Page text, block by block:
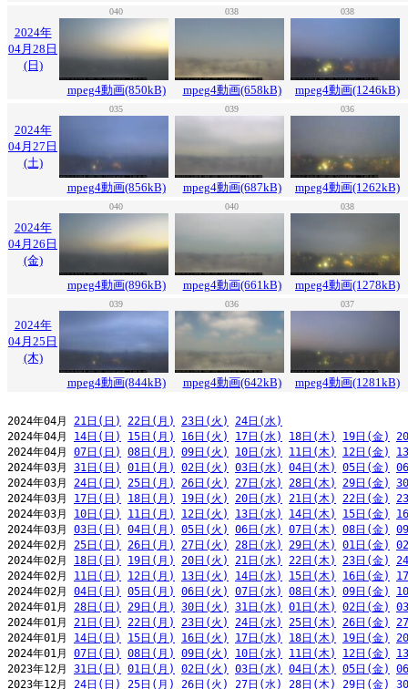
040 038 038
2024年
04月28日
(日)
mpeg4動画(850kB)
mpeg4動画(658kB) mpeg4動画(1246kB)
035 039 036
2024年
04月27日
(土)
mpeg4動画(856kB)
mpeg4動画(687kB) mpeg4動画(1262kB)
040 040 038
2024年
04月26日
(金)
mpeg4動画(896kB)
mpeg4動画(661kB) mpeg4動画(1278kB)
039 036 037
2024年
04月25日
(木)
mpeg4動画(844kB)
mpeg4動画(642kB) mpeg4動画(1281kB)
2024年04月 21日(日) 22日(月) 23日(火)
24日(水)
2024年04月 14日(日) 15日(月) 16日(火) 17日(水) 18日(木) 19日(金)
2024年04月 07日(日) 08日(月) 09日(火) 10日(水) 11日(木) 12日(金)
2024年03月 31日(日) 01日(月) 02日(火) 03日(水) 04日(木) 05日(金)
2024年03月 24日(日) 25日(月) 26日(火) 27日(水) 28日(木) 29日(金)
2024年03月 17日(日) 18日(月) 19日(火) 20日(水) 21日(木) 22日(金)
2024年03月 10日(日) 11日(月) 12日(火) 13日(水) 14日(木) 15日(金)
2024年03月 03日(日) 04日(月) 05日(火) 06日(水) 07日(木) 08日(金)
2024年02月 25日(日) 26日(月) 27日(火) 28日(水) 29日(木) 01日(金)
2024年02月 18日(日) 19日(月) 20日(火) 21日(水) 22日(木) 23日(金)
2024年02月 11日(日) 12日(月) 13日(火) 14日(水) 15日(木) 16日(金)
2024年02月 04日(日) 05日(月) 06日(火) 07日(水) 08日(木) 09日(金)
2024年01月 28日(日) 29日(月) 30日(火) 31日(水) 01日(木) 02日(金)
2024年01月 21日(日) 22日(月) 23日(火) 24日(水) 25日(木) 26日(金)
2024年01月 14日(日) 15日(月) 16日(火) 17日(水) 18日(木) 19日(金)
2024年01月 07日(日) 08日(月) 09日(火) 10日(水) 11日(木) 12日(金)
2023年12月 31日(日) 01日(月) 02日(火) 03日(水) 04日(木) 05日(金)
2023年12月 24日(日) 25日(月) 26日(火) 27日(水) 28日(木) 29日(金)